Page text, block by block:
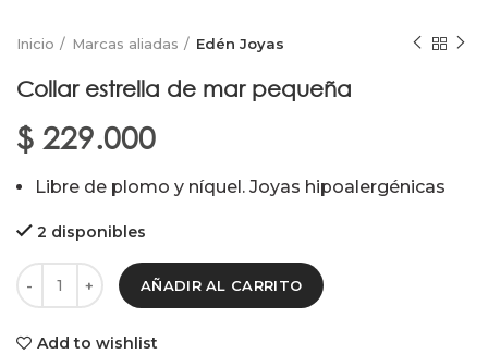
Inicio Marcas aliadas Edén Joyas
Collar estrella de mar pequeña
$ 229.000
Libre de plomo y níquel. Joyas hipoalergénicas
2 disponibles
AÑADIR AL CARRITO
Add to wishlist